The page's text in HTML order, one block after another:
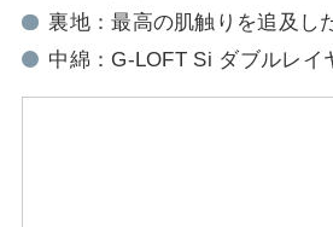
裏地：最高の肌触りを追及し
中綿：G-LOFT Si ダブルレイ